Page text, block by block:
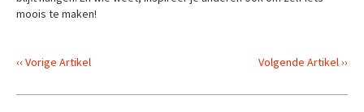
moois te maken!
‹‹ Vorige Artikel Volgende Artikel ››